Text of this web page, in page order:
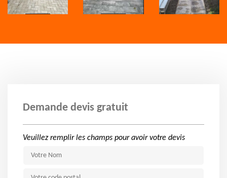
Demande devis gratuit
Veuillez remplir les champs pour avoir votre devis